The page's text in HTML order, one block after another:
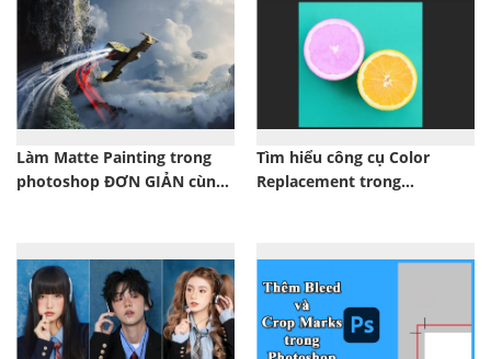
Làm Matte Painting trong
photoshop ĐƠN GIẢN cùng
Tìm hiểu công cụ Color
Replacement trong